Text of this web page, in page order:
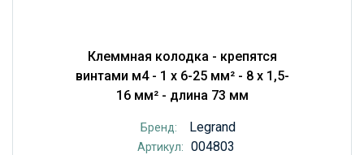
Клеммная колодка - крепятся
винтами м4 - 1 x 6-25 мм² - 8 x 1,5-
16 мм² - длина 73 мм
Бренд: Legrand
Артикул: 004803